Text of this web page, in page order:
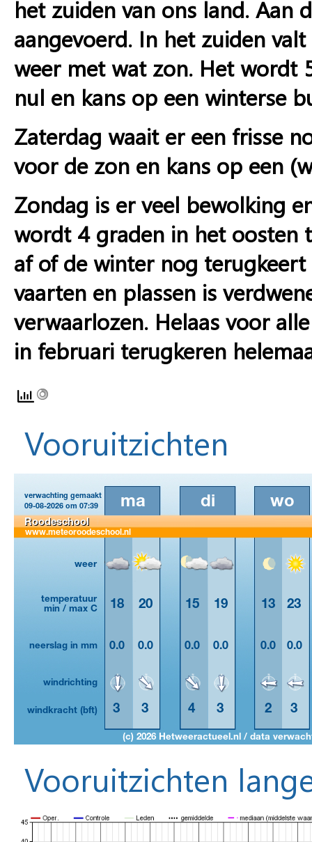
het zuiden van ons land. Aan
aangevoerd. In het zuiden
weer met wat zon. Het wordt
nul en kans op een winterse
Zaterdag waait er een frisse
voor de zon en kans op een
Zondag is er veel bewolking
wordt 4 graden in het oosten
af of de winter nog
vaarten en plassen is
verwaarlozen. Helaas voor
in februari terugkeren
Vooruitzichten
Vooruitzichten